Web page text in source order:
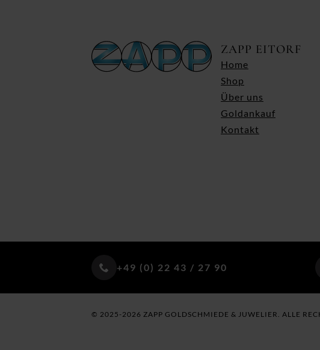
ZAPP EITORF
Home
Shop
Über uns
Goldankauf
Kontakt
+49 (0) 22 43 / 27 90
© 2025-2026 ZAPP GOLDSCHMIEDE & JUWELIER. ALLE